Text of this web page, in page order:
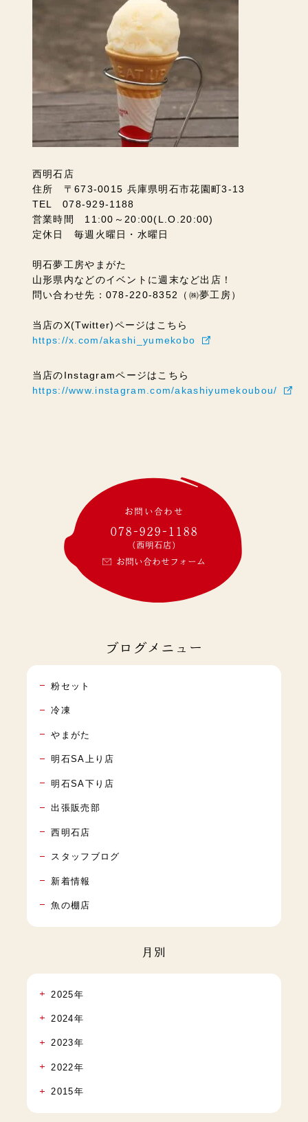
西明石店
住所 〒673-0015 兵庫県明石市花園町3-13
TEL 078-929-1188
営業時間 11:00～20:00(L.O.20:00)
定休日 毎週火曜日・水曜日
明石夢工房やまがた
山形県内などのイベントに週末など出店！
問い合わせ先：078-220-8352（㈱夢工房）
当店のX(Twitter)ページはこちら
https://x.com/akashi_yumekobo
当店のInstagramページはこちら
https://www.instagram.com/akashiyumekoubou/
お問い合わせ
078-929-1188
(西明石店)
お問い合わせフォーム
ブログメニュー
粉セット
冷凍
やまがた
明石SA上り店
明石SA下り店
出張販売部
西明石店
スタッフブログ
新着情報
魚の棚店
月別
2025年
2024年
2023年
2022年
2015年